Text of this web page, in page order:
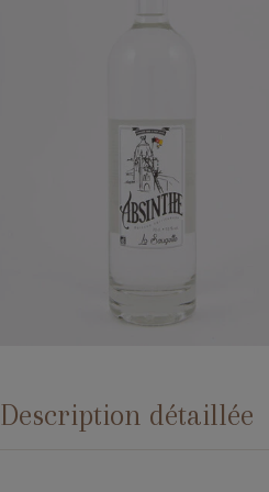
Description détaillée